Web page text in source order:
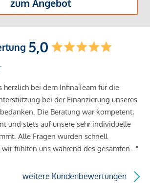
zum Angebot
5,0
herzlich bei dem InfinaTeam für die
bei der Finanzierung unseres
Die Beratung war kompetent,
und stets auf unsere sehr individuelle
Alle Fragen wurden schnell
fühlten uns während des gesamten..."
weitere Kundenbewertungen